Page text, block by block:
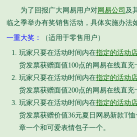
为了回报广大网易用户对网易公司 及
临之季举办有奖销售活动，具体实施办法
一重大奖：
（适用于零售用户）
玩家只要在活动时间内在指定的活动
货发票获赠面值100点的网易在线直充
玩家只要在活动时间内在指定的活动
货发票获赠面值200点的网易在线直
玩家只要在活动时间内在指定的活动
货发票获赠价值36元夏日网易新款T
章一个和可爱表情包子一个。